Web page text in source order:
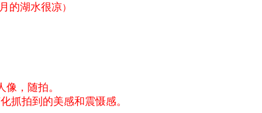
的湖水很凉）
，随拍。
到的美感和震慑感。